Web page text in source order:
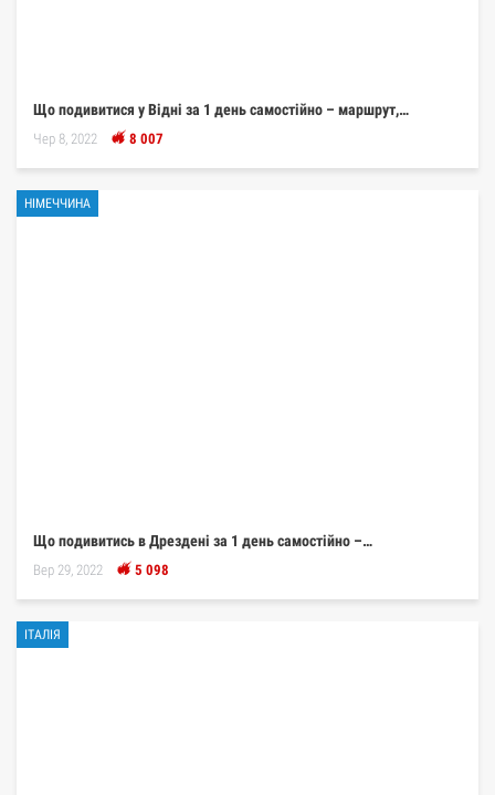
Що подивитися у Відні за 1 день самостійно – маршрут,…
Чер 8, 2022 8 007
НІМЕЧЧИНА
Що подивитись в Дрездені за 1 день самостійно –…
Вер 29, 2022 5 098
ІТАЛІЯ